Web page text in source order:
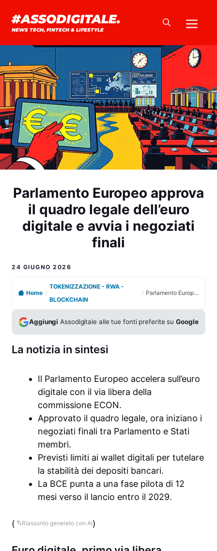
contenuto
#ASSODIGITALE.
NEWS TECH, FINTECH & LIFESTYLE
Parlamento Europeo approva
il quadro legale dell’euro
digitale e avvia i negoziati
finali
24 GIUGNO 2026
Home /
TOKENIZZAZIONE - RWA -
BLOCKCHAIN
/ Parlamento Europeo approva il quadro legale dell’euro digitale e avvia i negoziati finali
Aggiungi Assodigitale alle tue fonti preferite suGoogle
La notizia in sintesi
Il Parlamento Europeo accelera sull’euro
digitale con il via libera della
commissione ECON.
Approvato il quadro legale, ora iniziano i
negoziati finali tra Parlamento e Stati
membri.
Previsti limiti ai wallet digitali per tutelare
la stabilità dei depositi bancari.
La BCE punta a una fase pilota di 12
mesi verso il lancio entro il 2029.
( Riassunto generato con AI)